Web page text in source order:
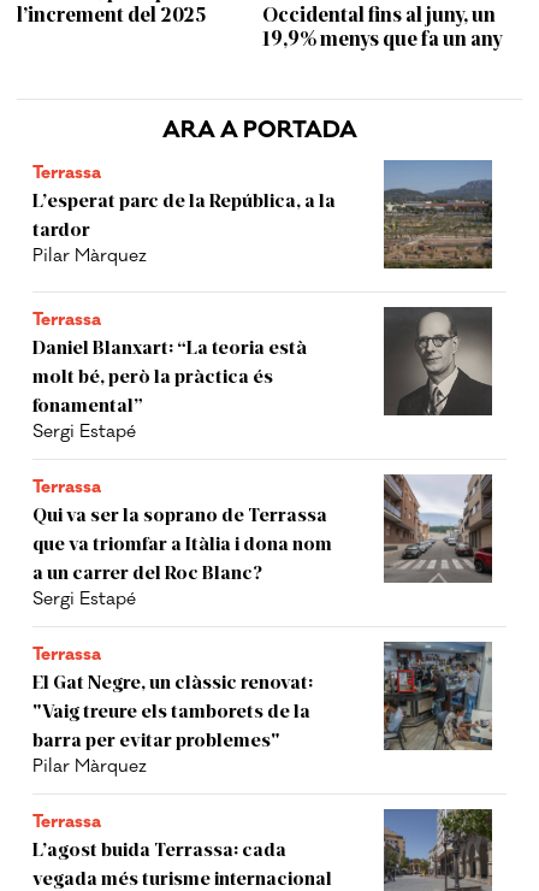
ARA A PORTADA
Terrassa
L’esperat parc de la República, a la
tardor
Pilar Màrquez
Terrassa
Daniel Blanxart: “La teoria està
molt bé, però la pràctica és
fonamental”
Sergi Estapé
Terrassa
Qui va ser la soprano de Terrassa
que va triomfar a Itàlia i dona nom
a un carrer del Roc Blanc?
Sergi Estapé
Terrassa
El Gat Negre, un clàssic renovat:
"Vaig treure els tamborets de la
barra per evitar problemes"
Pilar Màrquez
Terrassa
L’agost buida Terrassa: cada
vegada més turisme internacional
l’increment del 2025
Occidental fins al juny, un
19,9% menys que fa un any